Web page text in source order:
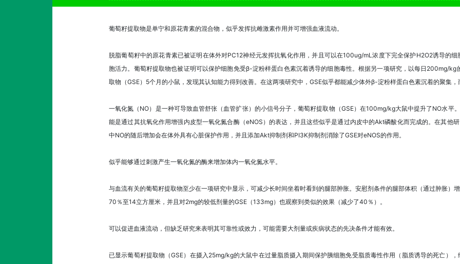
葡萄籽提取物是单宁和原花青素的混合物，似乎发挥抗雌激素作用并可增强血液流动。
脱脂葡萄籽中的原花青素已被证明在体外对PC12神经元发挥抗氧化作用，并且可以在100ug/mL浓度下完全保护H2O2诱导的
胞活力。葡萄籽提取物也被证明可以保护细胞免受β-淀粉样蛋白色素沉着诱导的细胞毒性。根据另一项研究，以每日200mg/kg
取物（GSE）5个月的小鼠，发现其认知能力得到改善。在这两项研究中，GSE似乎都能减少体外β-淀粉样蛋白色素沉着的聚集，
一氧化氮（NO）是一种可导致血管舒张（血管扩张）的小信号分子，葡萄籽提取物（GSE）在100mg/kg大鼠中提升了NO水平
能是通过其抗氧化作用增强内皮型一氧化氮合酶（eNOS）的表达，并且这些似乎是通过内皮中的Akt磷酸化而完成的。在其他
中NO的随后增加会在体外具有心脏保护作用，并且添加Akt抑制剂和PI3K抑制剂消除了GSE对eNOS的作用。
似乎能够通过刺激产生一氧化氮的酶来增加体内一氧化氮水平。
与血流有关的葡萄籽提取物至少在一项研究中显示，可减少长时间坐着时看到的腿部肿胀。安慰剂条件的腿部体积（通过肿胀）
70％至14立方厘米，并且对2mg的较低剂量的GSE（133mg）也观察到类似的效果（减少了40％）。
可以促进血液流动，但缺乏研究来表明其可靠性或效力，可能需要大剂量或疾病状态的先决条件才能有效。
已显示葡萄籽提取物（GSE）在摄入25mg/kg的大鼠中在过量脂质摄入期间保护胰细胞免受脂质毒性作用（脂质诱导的死亡）